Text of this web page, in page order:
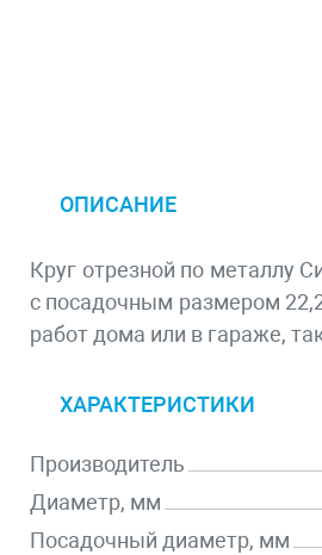
ОПИСАНИЕ
Круг отрезной по металлу
с посадочным размером
работ дома или в гараже,
ХАРАКТЕРИСТИКИ
Производитель
Диаметр, мм
Посадочный диаметр, мм